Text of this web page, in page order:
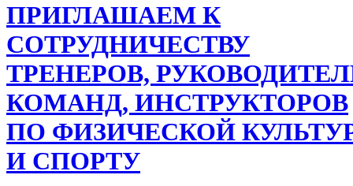
ПРИГЛАШАЕМ К
СОТРУДНИЧЕСТВУ
ТРЕНЕРОВ,
КОМАНД, ИНСТРУКТОРОВ
ПО ФИЗИЧЕСКОЙ
И СПОРТУ